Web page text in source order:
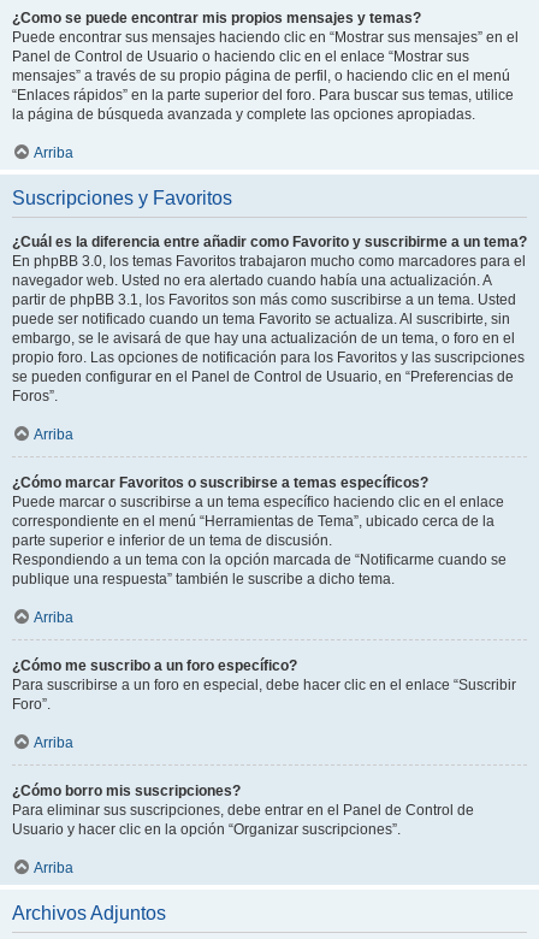
¿Como se puede encontrar mis propios mensajes y temas?
Puede encontrar sus mensajes haciendo clic en “Mostrar sus mensajes” en el
Panel de Control de Usuario o haciendo clic en el enlace “Mostrar sus
mensajes” a través de su propio página de perfil, o haciendo clic en el menú
“Enlaces rápidos” en la parte superior del foro. Para buscar sus temas, utilice
la página de búsqueda avanzada y complete las opciones apropiadas.
Arriba
Suscripciones y Favoritos
¿Cuál es la diferencia entre añadir como Favorito y suscribirme a un tema?
En phpBB 3.0, los temas Favoritos trabajaron mucho como marcadores para el
navegador web. Usted no era alertado cuando había una actualización. A
partir de phpBB 3.1, los Favoritos son más como suscribirse a un tema. Usted
puede ser notificado cuando un tema Favorito se actualiza. Al suscribirte, sin
embargo, se le avisará de que hay una actualización de un tema, o foro en el
propio foro. Las opciones de notificación para los Favoritos y las suscripciones
se pueden configurar en el Panel de Control de Usuario, en “Preferencias de
Foros”.
Arriba
¿Cómo marcar Favoritos o suscribirse a temas específicos?
Puede marcar o suscribirse a un tema específico haciendo clic en el enlace
correspondiente en el menú “Herramientas de Tema”, ubicado cerca de la
parte superior e inferior de un tema de discusión.
Respondiendo a un tema con la opción marcada de “Notificarme cuando se
publique una respuesta” también le suscribe a dicho tema.
Arriba
¿Cómo me suscribo a un foro específico?
Para suscribirse a un foro en especial, debe hacer clic en el enlace “Suscribir
Foro”.
Arriba
¿Cómo borro mis suscripciones?
Para eliminar sus suscripciones, debe entrar en el Panel de Control de
Usuario y hacer clic en la opción “Organizar suscripciones”.
Arriba
Archivos Adjuntos